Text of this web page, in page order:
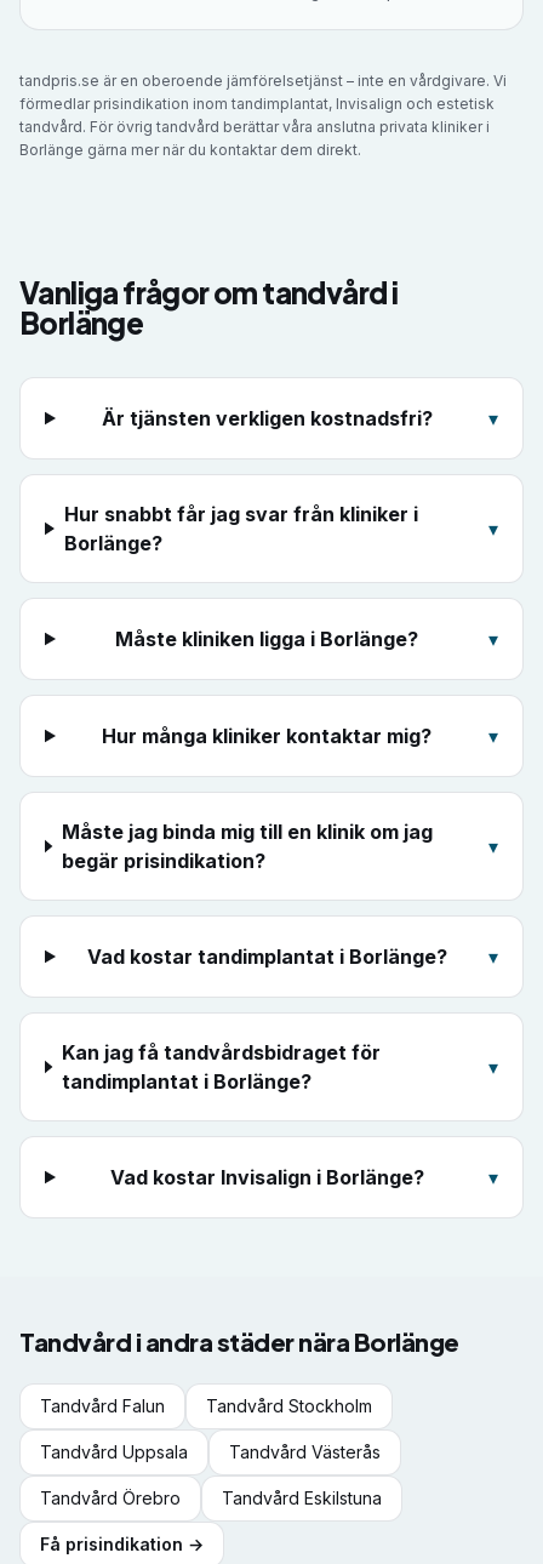
tandpris.se är en oberoende jämförelsetjänst – inte en vårdgivare. Vi
förmedlar prisindikation inom tandimplantat, Invisalign och estetisk
tandvård. För övrig tandvård berättar våra anslutna privata kliniker i
Borlänge gärna mer när du kontaktar dem direkt.
Vanliga frågor om tandvård i
Borlänge
Är tjänsten verkligen kostnadsfri? ▾
Hur snabbt får jag svar från kliniker i
Borlänge?
▾
Måste kliniken ligga i Borlänge? ▾
Hur många kliniker kontaktar mig? ▾
Måste jag binda mig till en klinik om jag
begär prisindikation?
▾
Vad kostar tandimplantat i Borlänge? ▾
Kan jag få tandvårdsbidraget för
tandimplantat i Borlänge?
▾
Vad kostar Invisalign i Borlänge? ▾
Tandvård i andra städer nära Borlänge
Tandvård Falun Tandvård Stockholm
Tandvård Uppsala Tandvård Västerås
Tandvård Örebro Tandvård Eskilstuna
Få prisindikation →